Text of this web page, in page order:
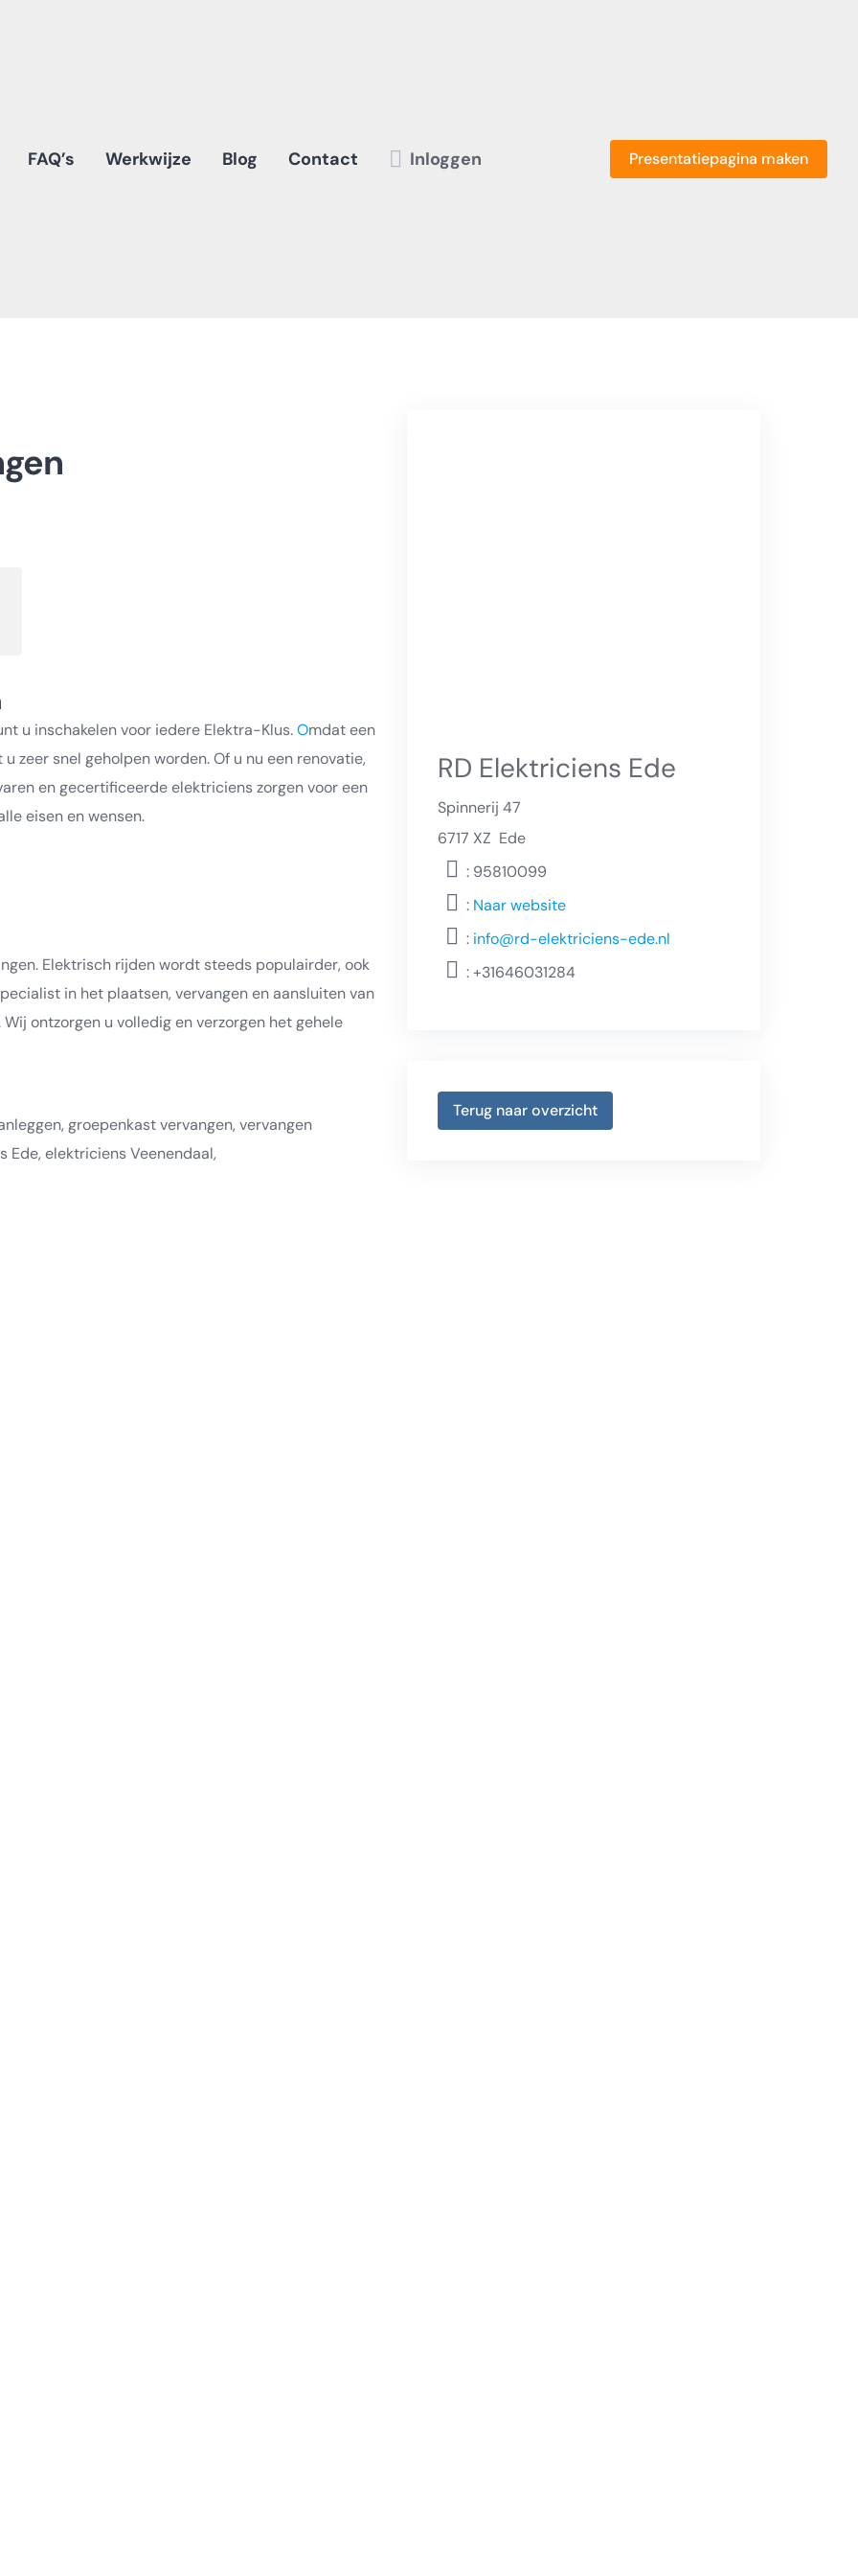
FAQ’s Werkwijze Blog Contact Inloggen Presentatiepagina maken
u inschakelen voor iedere Elektra-Klus.Omdat een
zeer snel geholpen worden. Of u nu een renovatie,
en gecertificeerde elektriciens zorgen voor een
eisen en wensen.
Elektrisch rijden wordt steeds populairder, ook
in het plaatsen, vervangen en aansluiten van
ontzorgen u volledig en verzorgen het gehele
groepenkast vervangen, vervangen
Ede, elektriciens Veenendaal,
RD Elektriciens Ede
Spinnerij 47
6717 XZ Ede
: 95810099
:Naar website
: info@rd-elektriciens-ede.nl
:+31646031284
Terug naar overzicht